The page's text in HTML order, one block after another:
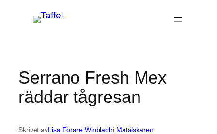
Serrano Fresh Mex
räddar tågresan
Skrivet avLisa Förare Winbladhi Matälskaren